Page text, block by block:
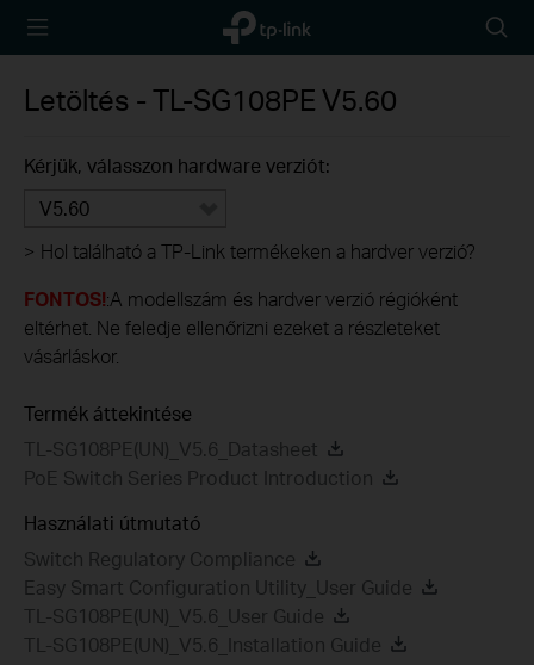
TP-Link,
Reliably
icon
Letöltés -TL-SG108PE V5.60
Kérjük, válasszon hardware verziót:
V5.60
> Hol található a TP-Link termékeken a hardver verzió?
FONTOS!:A modellszám és hardver verzió régióként
eltérhet. Ne feledje ellenőrizni ezeket a részleteket
vásárláskor.
Termék áttekintése
TL-SG108PE(UN)_V5.6_Datasheet
PoE Switch Series Product Introduction
Használati útmutató
Switch Regulatory Compliance
Easy Smart Configuration Utility_User Guide
TL-SG108PE(UN)_V5.6_User Guide
TL-SG108PE(UN)_V5.6_Installation Guide